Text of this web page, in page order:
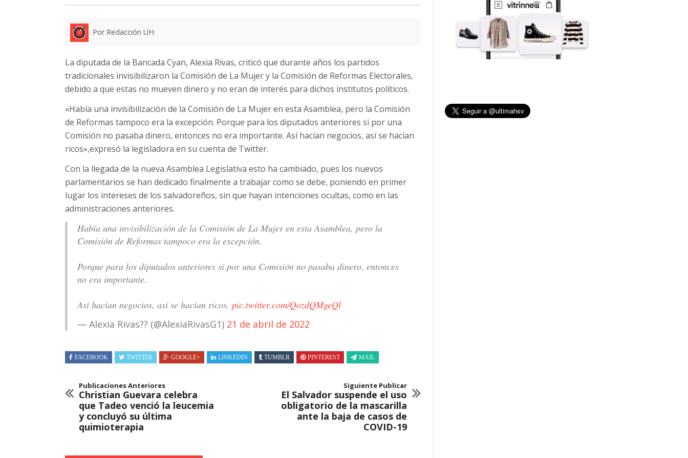
Por Redacción UH
La diputada de la Bancada Cyan, Alexia Rivas, criticó que durante años los partidos
tradicionales invisibilizaron la Comisión de La Mujer y la Comisión de Reformas Electorales,
debido a que estas no mueven dinero y no eran de interés para dichos institutos políticos.
«Había una invisibilización de la Comisión de La Mujer en esta Asamblea, pero la Comisión
de Reformas tampoco era la excepción. Porque para los diputados anteriores si por una
Comisión no pasaba dinero, entonces no era importante. Así hacían negocios, así se hacían
ricos»,expresó la legisladora en su cuenta de Twitter.
Con la llegada de la nueva Asamblea Legislativa esto ha cambiado, pues los nuevos
parlamentarios se han dedicado finalmente a trabajar como se debe, poniendo en primer
lugar los intereses de los salvadoreños, sin que hayan intenciones ocultas, como en las
administraciones anteriores.
Había una invisibilización de la Comisión de La Mujer en esta Asamblea, pero la
Comisión de Reformas tampoco era la excepción.
Porque para los diputados anteriores si por una Comisión no pasaba dinero, entonces
no era importante.
Así hacían negocios, así se hacían ricos. pic.twitter.com/QozdQMgeQl
— Alexia Rivas?? (@AlexiaRivasG1) 21 de abril de 2022
FACEBOOK TWITTER GOOGLE+ LINKEDIN TUMBLR PINTEREST MAIL
Publicaciones Anteriores
Christian Guevara celebra
que Tadeo venció la leucemia
y concluyó su última
quimioterapia
Siguiente Publicar
El Salvador suspende el uso
obligatorio de la mascarilla
ante la baja de casos de
COVID-19